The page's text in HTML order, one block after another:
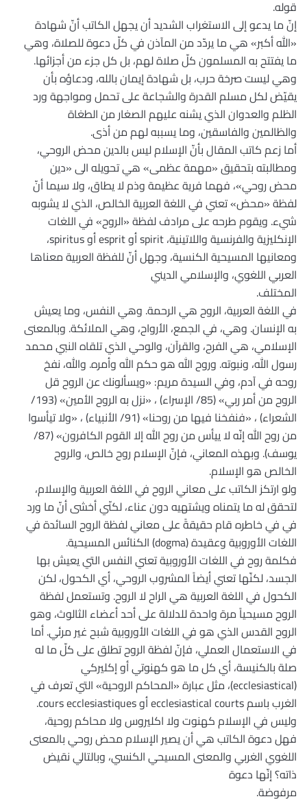
قوله.
إنّ ما يدعو إلى الاستغراب الشديد أن يجهل الكاتب أنّ شهادة
«الله أكبر» هي ما يردّد من المآذن في كلّ دعوة للصلاة، وهي
ما يفتتح به المسلمون كلّ صلاة لهم، بل كل جزء من أجزائها.
وهي ليست صرخة حرب، بل شهادة إيمان بالله، ودعاؤه بأن
يقيّض لكل مسلم القدرة والشجاعة على تحمل ومواجهة ورد
الظلم والعدوان الذي يشنه عليهم الصغار من الطغاة
والظالمين والفاسقين، وما يسببه لهم من أذى.
أما زعم كاتب المقال بأنّ الإسلام ليس بالدين محض الروحي،
ومطالبته بتحقيق «مهمة عظمى» هي تحويله الى «دين
محض روحي»، فهما فرية عظيمة وذم لا يطاق، ولا سيما أنّ
لفظة «محض» تعني في اللغة العربية الخالص، الذي لا يشوبه
شيء. ويقوم طرحه على مرادف لفظة «الروح» في اللغات
الإنكليزية والفرنسية واللاتينية، spirit أو esprit أو spiritus،
ومعانيها المسيحية الكنسية، وجهل أنّ للفظة العربية معناها
العربي اللغوي، والإسلامي الديني
المختلف.
في اللغة العربية، الروح هي الرحمة. وهي النفس، وما يعيش
به الإنسان. وهي، في الجمع، الأرواح، وهي الملائكة. وبالمعنى
الإسلامي، هي الفرح، والقرآن، والوحي الذي تلقاه النبي محمد
رسول الله، ونبوته. وروح الله هو حكم الله وأمره. والله، نفخ
روحه في آدم، وفي السيدة مريم: «ويسألونك عن الروح قل
الروح من أمر ربي» (85/ الإسراء) ، «نزل به الروح الأمين» (193/
الشعراء) ، «فنفخنا فيها من روحنا» (91/ الأنبياء) ، «ولا تيأسوا
من روح الله إنّه لا ييأس من روح الله إلا القوم الكافرون» (87/
يوسف). وبهذه المعاني، فإنّ الإسلام روح خالص، والروح
الخالص هو الإسلام.
ولو ارتكز الكاتب على معاني الروح في اللغة العربية والإسلام،
لتحقق له ما يتمناه ويشتهيه دون عناء، لكنّي أخشى أنّ ما ورد
في في خاطره قام حقيقةً على معاني لفظة الروح السائدة في
اللغات الأوروبية وعقيدة (dogma) الكنائس المسيحية.
فكلمة روح في اللغات الأوروبية تعني النفس التي يعيش بها
الجسد، لكنّها تعني أيضاً المشروب الروحي، أي الكحول، لكن
الكحول في اللغة العربية هي الراح لا الروح. وتستعمل لفظة
الروح مسيحياً مرة واحدة للدلالة على أحد أعضاء الثالوث، وهو
الروح القدس الذي هو في اللغات الأوروبية شبح غير مرئي. أما
في الاستعمال العملي، فإنّ لفظة الروح تطلق على كلّ ما له
صلة بالكنيسة، أي كل ما هو كهنوتي أو إكليركي
(ecclesiastical)، مثل عبارة «المحاكم الروحية» التي تعرف في
الغرب باسم ecclesiastical courts أو cours ecclesiastiques.
وليس في الإسلام كهنوت ولا اكليروس ولا محاكم روحية،
فهل دعوة الكاتب هي أن يصير الإسلام محض روحي بالمعنى
اللغوي الغربي والمعنى المسيحي الكنسي، وبالتالي نقيض
ذاته؟ إنّها دعوة
مرفوضة.